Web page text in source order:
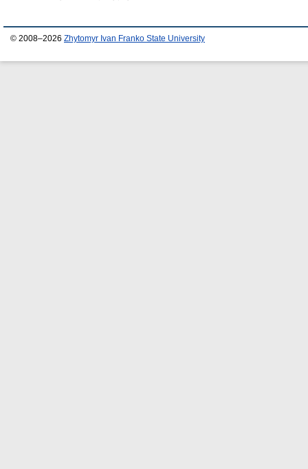
© 2008–2026 Zhytomyr Ivan Franko State University